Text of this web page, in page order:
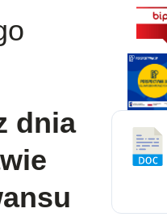
dnia